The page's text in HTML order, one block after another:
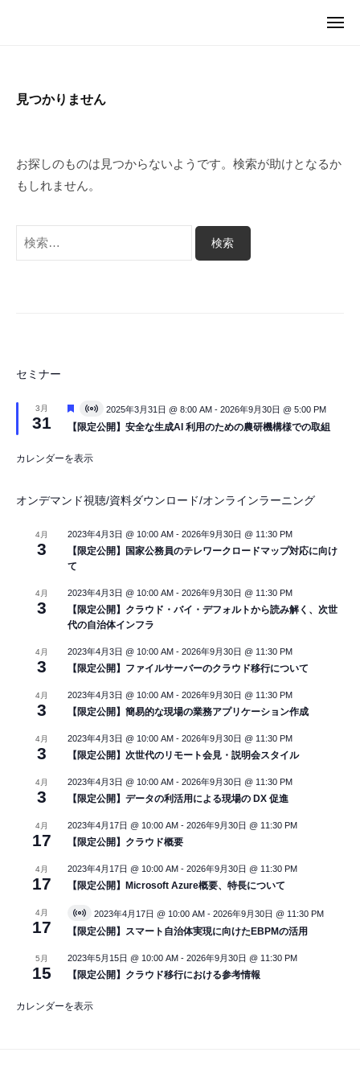
U
マ
イ
グ
）
メ
見つかりません
お探しのものは見つからないようです。検索が助けとなるか
もしれません。
検
索:
セミナー
3月
31
注
V
i
u
イ
ト
2025年3月31日 @ 8:00 AM - 2026年9月30日 @ 5:00 PM
【限定公開】安全な生成AI 利用のための農研機構様での取組
カレンダーを表示
オンデマンド視聴/資料ダウンロード/オンラインラーニング
4月
3
2023年4月3日 @ 10:00 AM - 2026年9月30日 @ 11:30 PM
【限定公開】国家公務員のテレワークロードマップ対応に向け
て
4月
3
2023年4月3日 @ 10:00 AM - 2026年9月30日 @ 11:30 PM
【限定公開】クラウド・バイ・デフォルトから読み解く、次世
代の自治体インフラ
4月
3
2023年4月3日 @ 10:00 AM - 2026年9月30日 @ 11:30 PM
【限定公開】ファイルサーバーのクラウド移行について
4月
3
2023年4月3日 @ 10:00 AM - 2026年9月30日 @ 11:30 PM
【限定公開】簡易的な現場の業務アプリケーション作成
4月
3
2023年4月3日 @ 10:00 AM - 2026年9月30日 @ 11:30 PM
【限定公開】次世代のリモート会見・説明会スタイル
4月
3
2023年4月3日 @ 10:00 AM - 2026年9月30日 @ 11:30 PM
【限定公開】データの利活用による現場の DX 促進
4月
17
2023年4月17日 @ 10:00 AM - 2026年9月30日 @ 11:30 PM
【限定公開】クラウド概要
4月
17
2023年4月17日 @ 10:00 AM - 2026年9月30日 @ 11:30 PM
【限定公開】Microsoft Azure概要、特長について
4月
17
V
i
t
a
イ
ベ
2023年4月17日 @ 10:00 AM - 2026年9月30日 @ 11:30 PM
【限定公開】スマート自治体実現に向けたEBPMの活用
5月
15
2023年5月15日 @ 10:00 AM - 2026年9月30日 @ 11:30 PM
【限定公開】クラウド移行における参考情報
カレンダーを表示
マ
グ
）
ー